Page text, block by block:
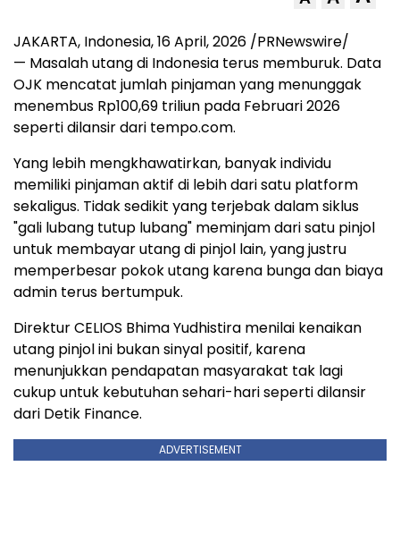
JAKARTA, Indonesia, 16 April, 2026 /PRNewswire/
— Masalah utang di Indonesia terus memburuk. Data
OJK mencatat jumlah pinjaman yang menunggak
menembus Rp100,69 triliun pada Februari 2026
seperti dilansir dari tempo.com.
Yang lebih mengkhawatirkan, banyak individu
memiliki pinjaman aktif di lebih dari satu platform
sekaligus. Tidak sedikit yang terjebak dalam siklus
"gali lubang tutup lubang" meminjam dari satu pinjol
untuk membayar utang di pinjol lain, yang justru
memperbesar pokok utang karena bunga dan biaya
admin terus bertumpuk.
Direktur CELIOS Bhima Yudhistira menilai kenaikan
utang pinjol ini bukan sinyal positif, karena
menunjukkan pendapatan masyarakat tak lagi
cukup untuk kebutuhan sehari-hari seperti dilansir
dari Detik Finance.
ADVERTISEMENT